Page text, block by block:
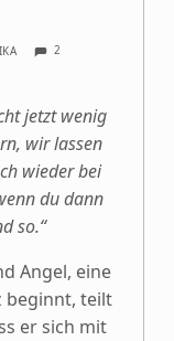
2
jetzt wenig
wir lassen
wieder bei
du dann
so.“
Angel, eine
beginnt, teilt
er sich mit